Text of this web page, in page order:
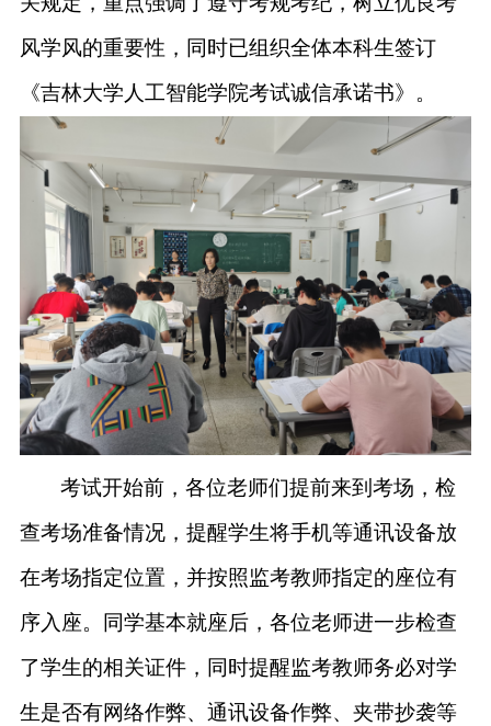
风学风的重要性，同时已组织全体本科生签订
《吉林大学人工智能学院考试诚信承诺书》。
考试开始前， 各位老师们提前来到考场， 检
查考场准备情况， 提醒学生将手机等通讯设备放
在考场指定位置 ，并按照监考教师指定的座位有
序入座。
同学基本就座后，各位老师进一步检查
了学生的相关证件，同时提醒监考教师务必对学
生是否有网络作弊、通讯设备作弊、夹带抄袭等